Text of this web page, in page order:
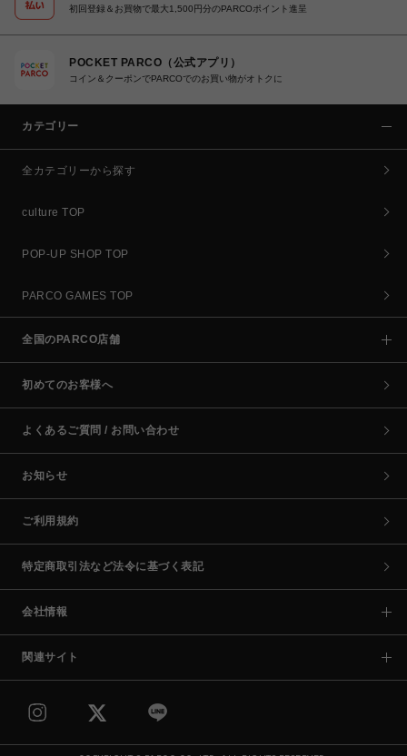
初回登録＆お買物で最大1,500円分のPARCOポイント進呈
POCKET PARCO（公式アプリ）
コイン＆クーポンでPARCOでのお買い物がオトクに
カテゴリー
全カテゴリーから探す
culture TOP
POP-UP SHOP TOP
PARCO GAMES TOP
全国のPARCO店舗
初めてのお客様へ
よくあるご質問 / お問い合わせ
お知らせ
ご利用規約
特定商取引法など法令に基づく表記
会社情報
関連サイト